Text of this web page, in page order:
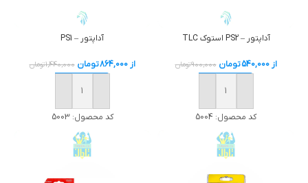
آداپتور – PS2 استوک TLC
از540,000تومان 900,000تومان
خرید
کد محصول: 5004
آداپتور – PS1
از864,000تومان 1,440,000تومان
خرید
کد محصول:5003